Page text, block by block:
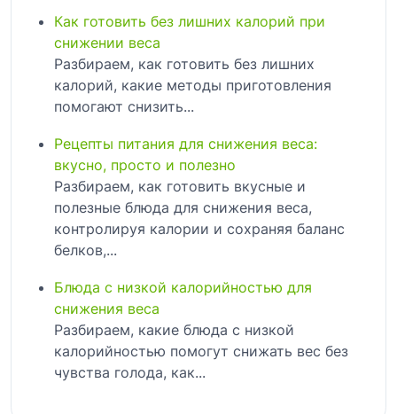
Как готовить без лишних калорий при
снижении веса
Разбираем, как готовить без лишних
калорий, какие методы приготовления
помогают снизить...
Рецепты питания для снижения веса:
вкусно, просто и полезно
Разбираем, как готовить вкусные и
полезные блюда для снижения веса,
контролируя калории и сохраняя баланс
белков,...
Блюда с низкой калорийностью для
снижения веса
Разбираем, какие блюда с низкой
калорийностью помогут снижать вес без
чувства голода, как...